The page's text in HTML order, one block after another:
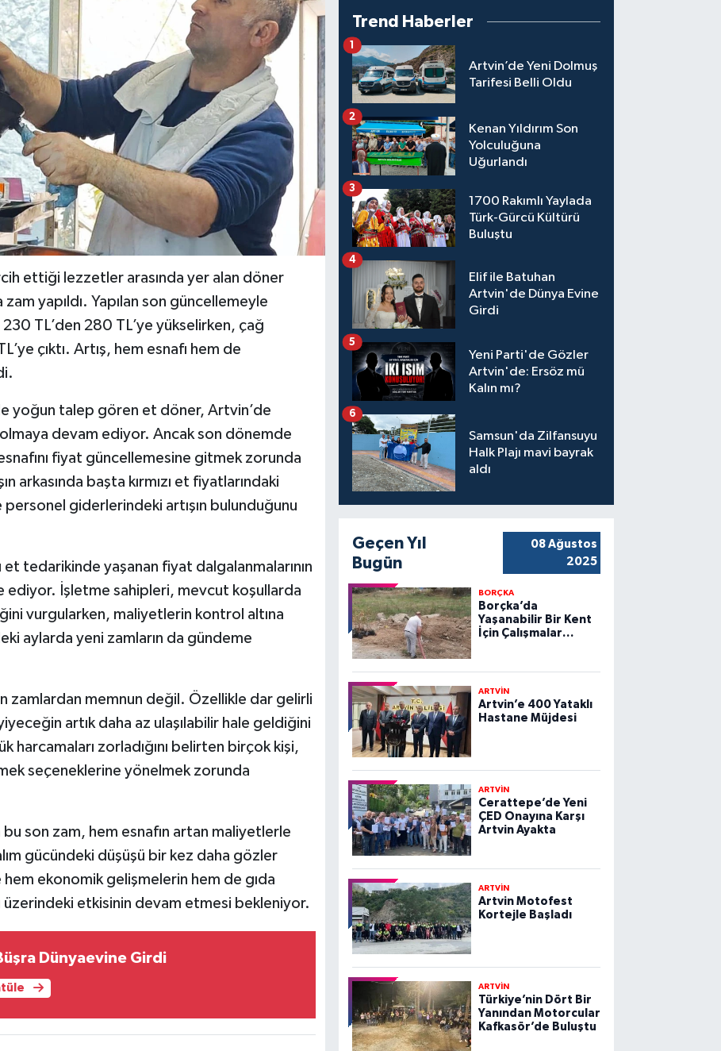
ettiği lezzetler arasında yer alan döner
zam yapıldı. Yapılan son güncellemeyle
TL’den 280 TL’ye yükselirken, çağ
çıktı. Artış, hem esnafı hem de
yoğun talep gören et döner, Artvin’de
olmaya devam ediyor. Ancak son dönemde
fiyat güncellemesine gitmek zorunda
arkasında başta kırmızı et fiyatlarındaki
giderlerindeki artışın bulunduğunu
et tedarikinde yaşanan fiyat dalgalanmalarının
ediyor. İşletme sahipleri, mevcut koşullarda
vurgularken, maliyetlerin kontrol altına
aylarda yeni zamların da gündeme
zamlardan memnun değil. Özellikle dar gelirli
artık daha az ulaşılabilir hale geldiğini
harcamaları zorladığını belirten birçok kişi,
seçeneklerine yönelmek zorunda
son zam, hem esnafın artan maliyetlerle
gücündeki düşüşü bir kez daha gözler
ekonomik gelişmelerin hem de gıda
üzerindeki etkisinin devam etmesi bekleniyor.
Dünyaevine Girdi
Trend Haberler
Artvin’de Yeni Dolmuş
Tarifesi Belli Oldu
1
Kenan Yıldırım Son
Yolculuğuna
Uğurlandı
2
1700 Rakımlı Yaylada
Türk-Gürcü Kültürü
Buluştu
3
Elif ile Batuhan
Artvin'de Dünya Evine
Girdi
4
Yeni Parti'de Gözler
Artvin'de: Ersöz mü
Kalın mı?
5
Samsun'da Zilfansuyu
Halk Plajı mavi bayrak
aldı
6
Geçen Yıl
Bugün
08 Ağustos
2025
BORÇKA
Borçka’da
Yaşanabilir Bir Kent
İçin Çalışmalar
ARTVİN
Artvin’e 400 Yataklı
Hastane Müjdesi
ARTVİN
Cerattepe’de Yeni
ÇED Onayına Karşı
Artvin Ayakta
ARTVİN
Artvin Motofest
Kortejle Başladı
ARTVİN
Türkiye’nin Dört Bir
Yanından Motorcular
Kafkasör’de Buluştu